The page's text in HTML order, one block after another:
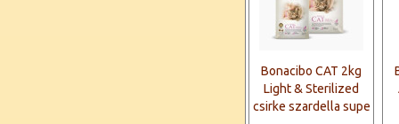
Bonacibo CAT 2kg
Light & Sterilized
csirke szardella supe